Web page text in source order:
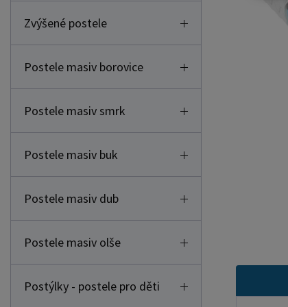
Zvýšené postele
Postele masiv borovice
Postele masiv smrk
Postele masiv buk
Postele masiv dub
Postele masiv olše
Postýlky - postele pro děti